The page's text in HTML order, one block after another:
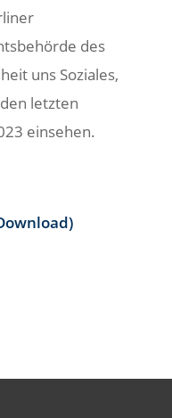
des
uns Soziales,
letzten
einsehen.